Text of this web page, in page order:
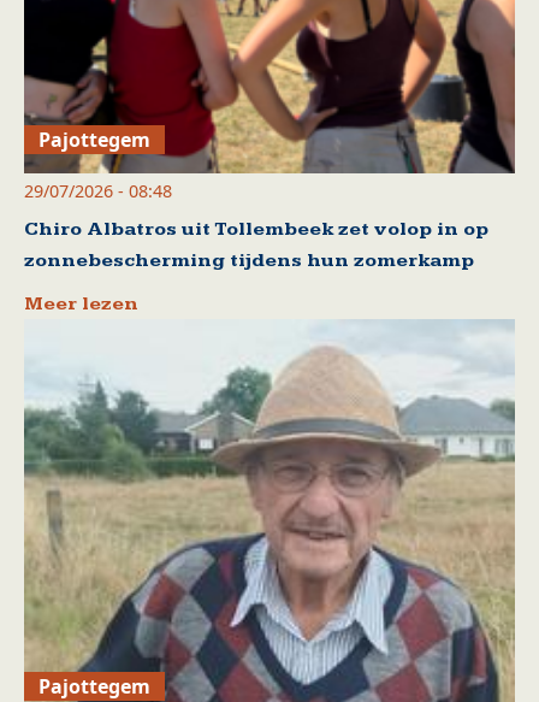
Pajottegem
29/07/2026 - 08:48
Chiro Albatros uit Tollembeek zet volop in op
zonnebescherming tijdens hun zomerkamp
Meer lezen
Pajottegem